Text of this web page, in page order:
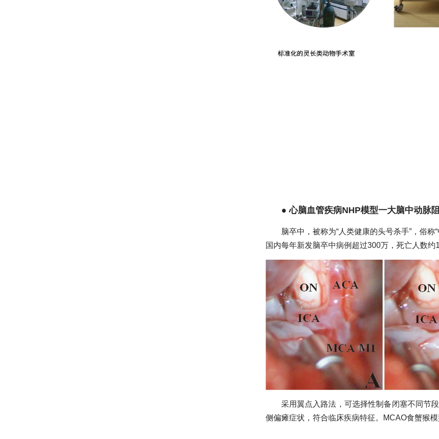
● 心脑血管疾病NHP模型一大脑中动脉
脑卒中，被称为“人类健康的头号杀手”，俗
国内每年新发脑卒中病例超过300万，死亡人数约
采用翼点入路法，可选择性制备闭塞不同节
侧偏瘫症状，符合临床疾病特征。MCAO食蟹猴